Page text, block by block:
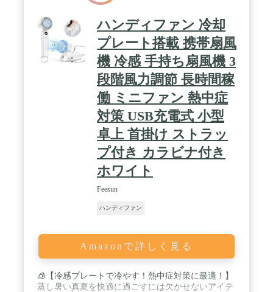
ハンディファン 冷却
プレート搭載 携帯扇風
機 冷感 手持ち扇風機 3
段階風力調節 長時間稼
働 ミニファン 熱中症
対策 USB充電式 小型
卓上 首掛け ストラッ
プ付き カラビナ付き
ホワイト
Feesun
ハンディファン
Amazonで詳しく見る
🧊【冷感プレートで冷やす！熱中症対策に最適！】
蒸し暑い真夏を快適に過ごすには欠かせないアイテ